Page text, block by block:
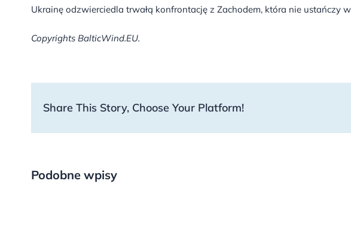
Ukrainę odzwierciedla trwałą konfrontację z Zachodem, która nie ustańczy
Copyrights BalticWind.EU.
Share This Story, Choose Your Platform!
Podobne wpisy